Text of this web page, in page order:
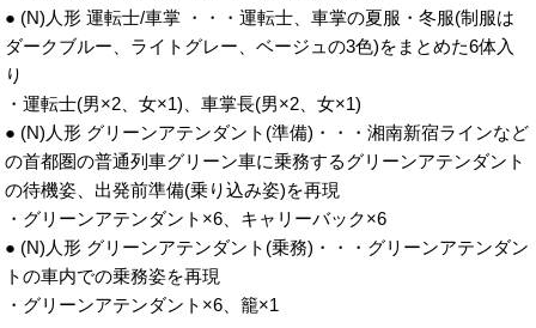
● (N)人形 運転士/車掌 ・・・運転士、車掌の夏服・冬服(制服は
ダークブルー、ライトグレー、ベージュの3色)をまとめた6体入
り
・運転士(男×2、女×1)、車掌長(男×2、女×1)
● (N)人形 グリーンアテンダント(準備)・・・湘南新宿ラインなど
の首都圏の普通列車グリーン車に乗務するグリーンアテンダント
の待機姿、出発前準備(乗り込み姿)を再現
・グリーンアテンダント×6、キャリーバック×6
● (N)人形 グリーンアテンダント(乗務)・・・グリーンアテンダン
トの車内での乗務姿を再現
・グリーンアテンダント×6、籠×1